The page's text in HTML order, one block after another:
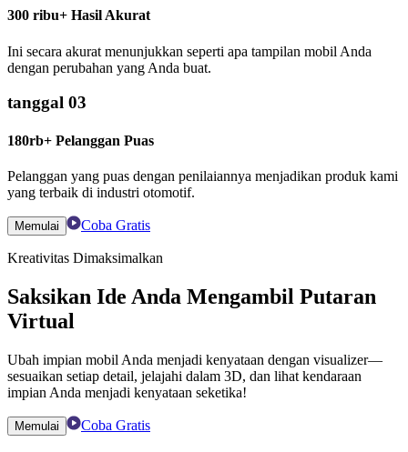
300 ribu+ Hasil Akurat
Ini secara akurat menunjukkan seperti apa tampilan mobil Anda
dengan perubahan yang Anda buat.
tanggal 03
180rb+ Pelanggan Puas
Pelanggan yang puas dengan penilaiannya menjadikan produk kami
yang terbaik di industri otomotif.
Memulai Coba Gratis
Kreativitas Dimaksimalkan
Saksikan Ide Anda Mengambil Putaran
Virtual
Ubah impian mobil Anda menjadi kenyataan dengan visualizer—
sesuaikan setiap detail, jelajahi dalam 3D, dan lihat kendaraan
impian Anda menjadi kenyataan seketika!
Memulai Coba Gratis